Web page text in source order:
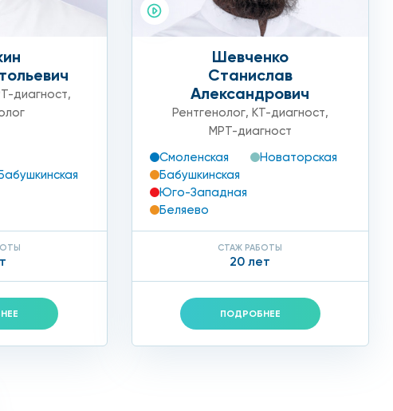
диагност,
Шевченко
Станислав
Александрович
Рентгенолог, КТ-диагност,
МРТ-диагност
Смоленская
Новаторская
Бабушкинская
Юго-Западная
Беляево
СТАЖ РАБОТЫ
20 лет
ПОДРОБНЕЕ